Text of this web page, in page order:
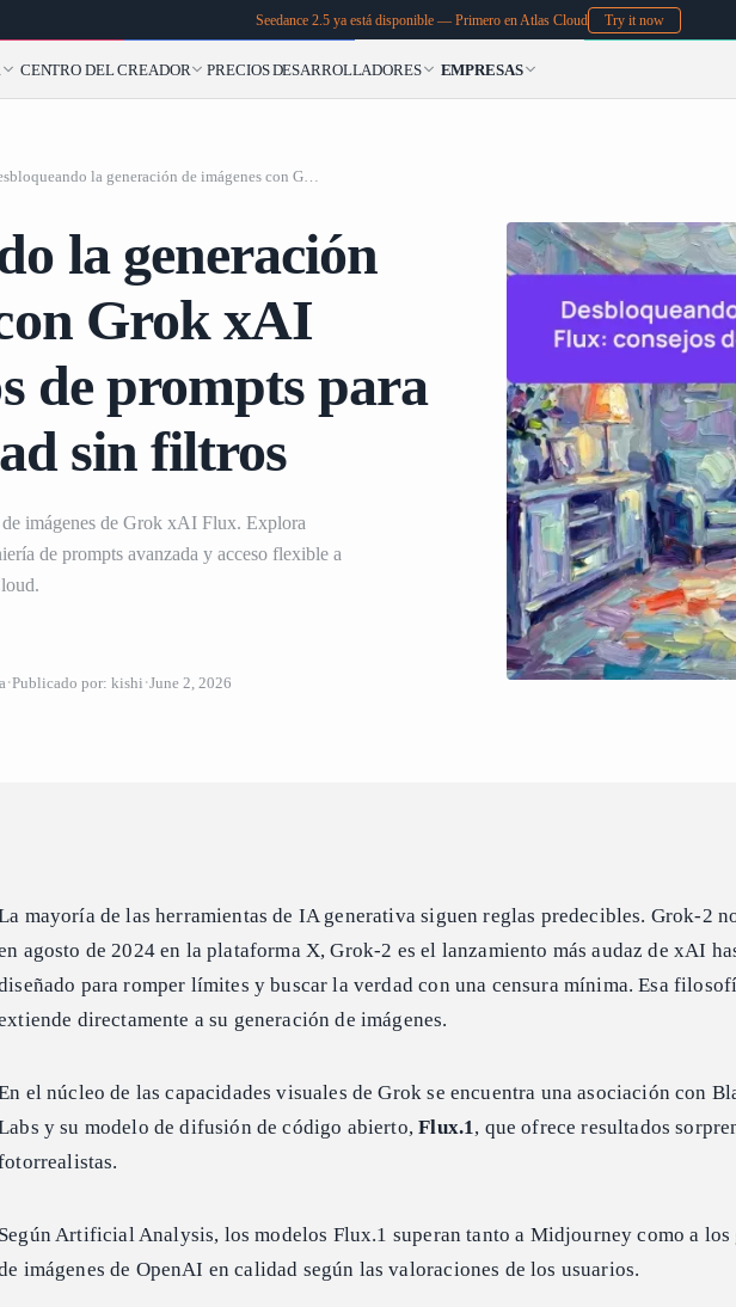
Seedance 2.5 ya está disponible — Primero en Atlas Cloud Try it now
CENTRO DEL CREADOR PRECIOSDESARROLLADORES EMPRESAS
Desbloqueando la generación de imágenes con Grok xAI Flux: consejos de prompts para una creatividad sin filtros
la generación
Grok xAI
de prompts para
sin filtros
imágenes de Grok xAI Flux. Explora
de prompts avanzada y acceso flexible a
Publicado por: kishi June 2, 2026
mayoría de las herramientas de IA generativa siguen reglas predecibles. Grok-2
agosto de 2024 en la plataforma X, Grok-2 es el lanzamiento más audaz de xAI
para romper límites y buscar la verdad con una censura mínima. Esa
directamente a su generación de imágenes.
el núcleo de las capacidades visuales de Grok se encuentra una asociación con
y su modelo de difusión de código abierto,Flux.1, que ofrece resultados
Según Artificial Analysis, los modelos Flux.1 superan tanto a Midjourney como a los
imágenes de OpenAI en calidad según las valoraciones de los usuarios.